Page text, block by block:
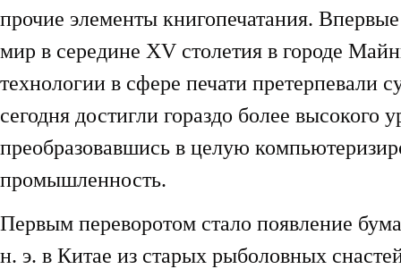
прочие элементы книгопечатания.
мир в середине XV столетия в городе
технологии в сфере печати претерпевали
сегодня достигли гораздо более высокого
преобразовавшись в целую
промышленность.
Первым переворотом стало появление
н. э. в Китае из старых рыболовных